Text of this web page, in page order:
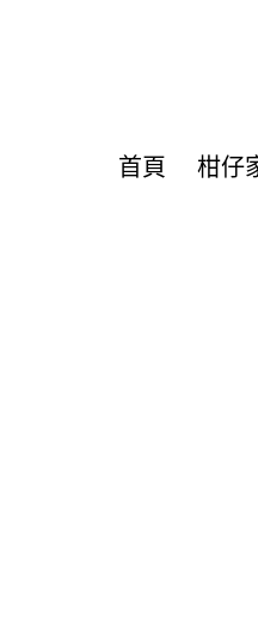
首頁 柑仔